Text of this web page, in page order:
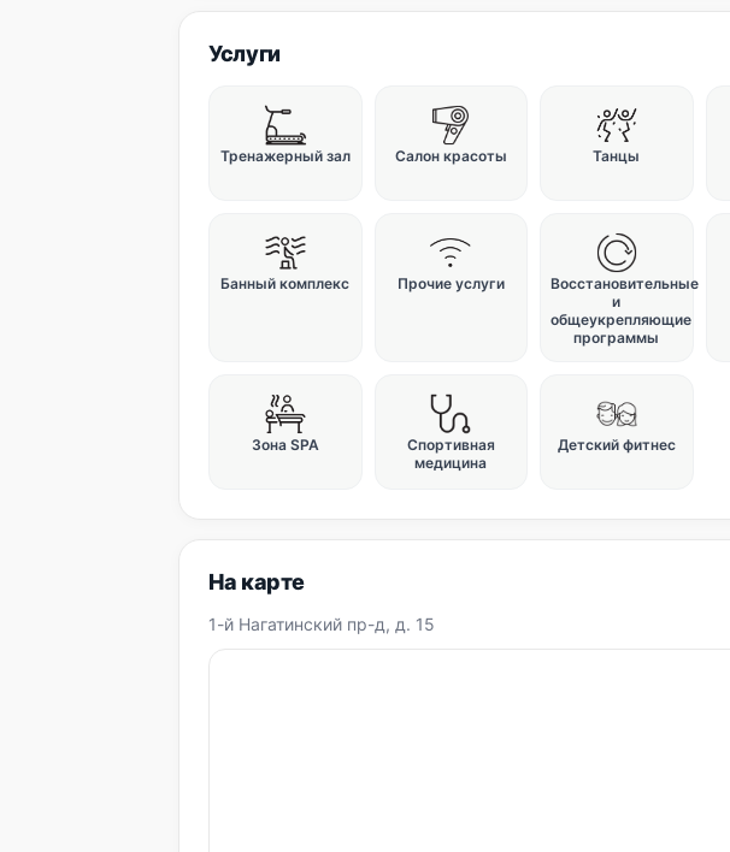
Услуги
Тренажерный зал Салон красоты Танцы
Банный комплекс Прочие услуги
Восстановительные
и
общеукрепляющие
программы
Зона SPA
Спортивная
медицина
Детский фитнес
На карте
1-й Нагатинский пр-д, д. 15